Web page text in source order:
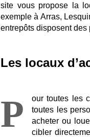
site vous propose la
exemple à Arras,
entrepôts disposent
Les locaux
P our toutes les
toutes les
acheter ou
cibler